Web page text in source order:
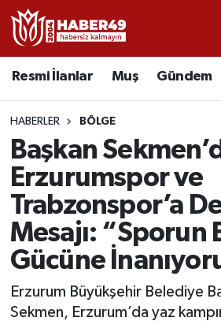
Resmi İlanlar Muş Gündem
HABERLER BÖLGE
Başkan
Erzurumspor ve
Trabzonspor’a
Mesajı: “Sporun
Gücüne
Erzurum Büyükşehir Belediye
Sekmen, Erzurum’da yaz
Resmi İlanlar
Asayiş
Bölge
Eğitim
Ekonomi
Sağlık
Gündem
Uşak Nöbetçi Eczaneler
Uşak Hava Durumu
Uşak Namaz Vakitleri
Uşak Trafik Yoğunluk Haritası
TFF 2.Lig Kırmızı Grup
Tüm Manşetler
Son Dakika Haberleri